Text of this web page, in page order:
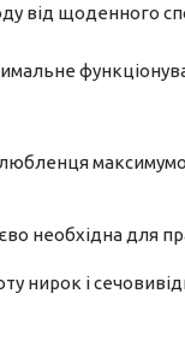
від щоденного
необхідна для
нирок і